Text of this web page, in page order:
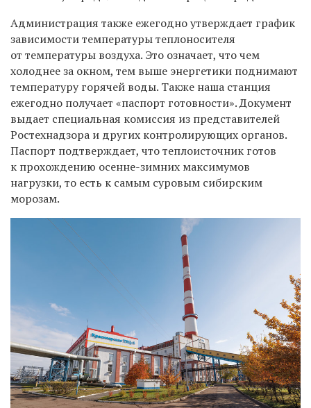
Администрация также ежегодно утверждает график
зависимости температуры теплоносителя
от температуры воздуха. Это означает, что чем
холоднее за окном, тем выше энергетики поднимают
температуру горячей воды. Также наша станция
ежегодно получает «паспорт готовности». Документ
выдает специальная комиссия из представителей
Ростехнадзора и других контролирующих органов.
Паспорт подтверждает, что теплоисточник готов
к прохождению осенне-зимних максимумов
нагрузки, то есть к самым суровым сибирским
морозам.